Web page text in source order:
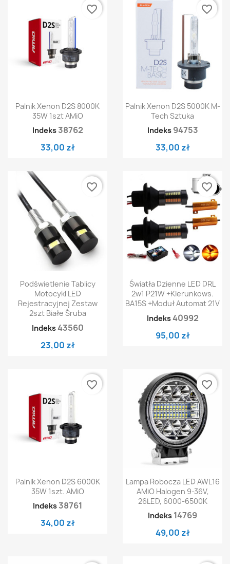
Palnik Xenon D2S 8000K
35W 1szt AMiO
Indeks 38762
33,00 zł
favorite_border
Palnik Xenon D2S 5000K M-
Tech Sztuka
Indeks 94753
33,00 zł
favorite_border
Podświetlenie Tablicy
Motocykl LED
Rejestracyjnej Zestaw
2szt Białe Śruba
Indeks 43560
23,00 zł
favorite_border
Światła Dzienne LED DRL
2w1 P21W +kierunkows.
BA15S +moduł Automat 21V
Indeks 40992
95,00 zł
favorite_border
Palnik Xenon D2S 6000K
35W 1szt. AMiO
Indeks 38761
34,00 zł
favorite_border
Lampa Robocza LED AWL16
AMiO Halogen 9-36V,
26LED, 6000-6500K
Indeks 14769
49,00 zł
favorite_border